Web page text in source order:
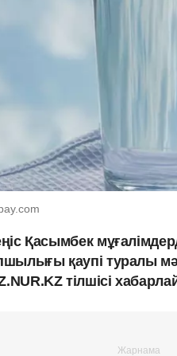
Қасымбек
қаупі туралы
тілшісі